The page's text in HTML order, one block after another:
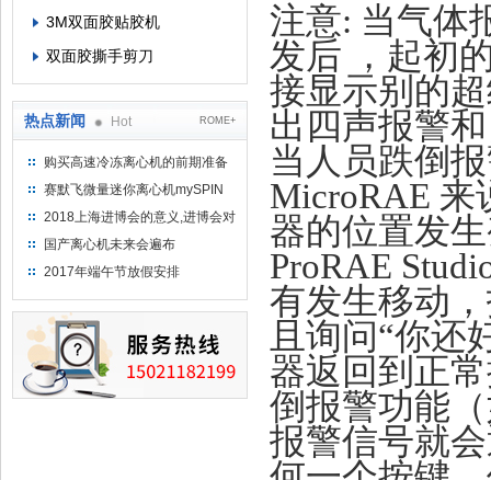
3M双面胶贴胶机
双面胶撕手剪刀
热点新闻 Hot ROME+
购买高速冷冻离心机的前期准备
工作
赛默飞微量迷你离心机mySPIN
12
2018上海进博会的意义,进博会对
上海的影响有哪些？
国产离心机未来会遍布
2017年端午节放假安排
注意: 当气体
发后 ，起初
接显示别的
出四声报警
当人员跌倒
MicroRAE 来
器的位置发
ProRAE
有发生移动
且询问“你还
器返回到正
倒报警功能
报警信号就